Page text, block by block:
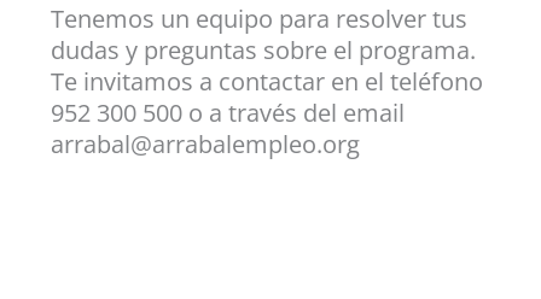
Tenemos un equipo para resolver tus
dudas y preguntas sobre el programa.
Te invitamos a contactar en el teléfono
952 300 500 o a través del email
arrabal@arrabalempleo.org